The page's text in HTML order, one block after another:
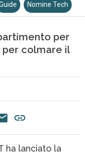
Nomine Tech
per
colmare il
ha lanciato la